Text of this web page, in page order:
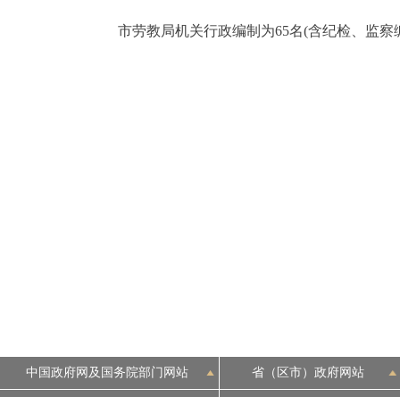
市劳教局机关行政编制为65名(含纪检、监察
中国政府网及国务院部门网站 省（区市）政府网站